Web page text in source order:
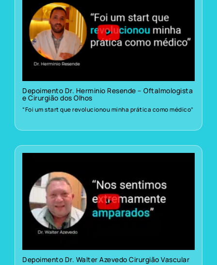
Depoimento Dr. Herminio Resende – Oftalmologista
e Cirurgião dos Olhos
“Foi um start que revolucionou minha prática como médico”
Depoimento Dr. Walter Azevedo Cirurgião Vascular